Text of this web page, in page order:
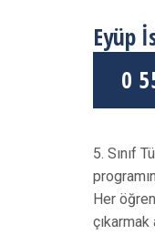
Eyüp
0
5. Sınıf
Her